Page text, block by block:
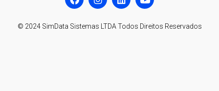
© 2024 SimData Sistemas LTDA Todos Direitos Reservados